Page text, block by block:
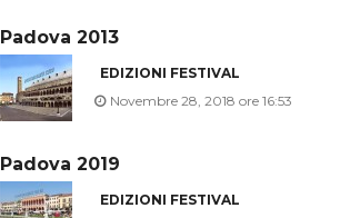
Padova 2013
EDIZIONI FESTIVAL
Novembre 28, 2018 ore 16:53
Padova 2019
EDIZIONI FESTIVAL